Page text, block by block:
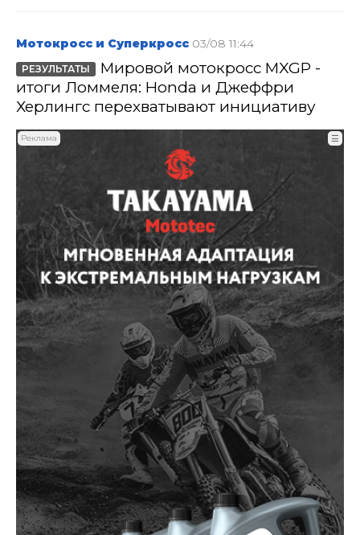
Мотокросс и Суперкросс 03/08 11:44
РЕЗУЛЬТАТЫ
Мировой мотокросс MXGP -
итоги Ломмеля: Honda и Джеффри
Херлингс перехватывают инициативу
Реклама ☰